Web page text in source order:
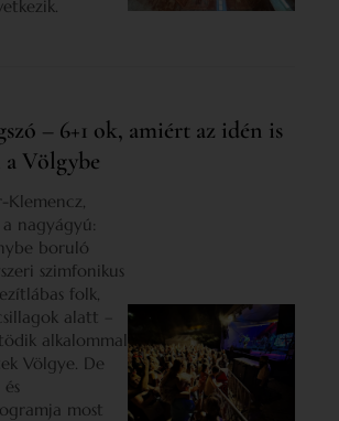
– 6+1 ok, amiért az idén is
a Völgybe
Klemencz,
nagyágyú:
boruló
szimfonikus
folk,
alatt –
alkalommal
Völgye. De
most